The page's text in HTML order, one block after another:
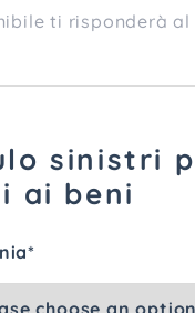
ti risponderà al
sinistri
ai beni